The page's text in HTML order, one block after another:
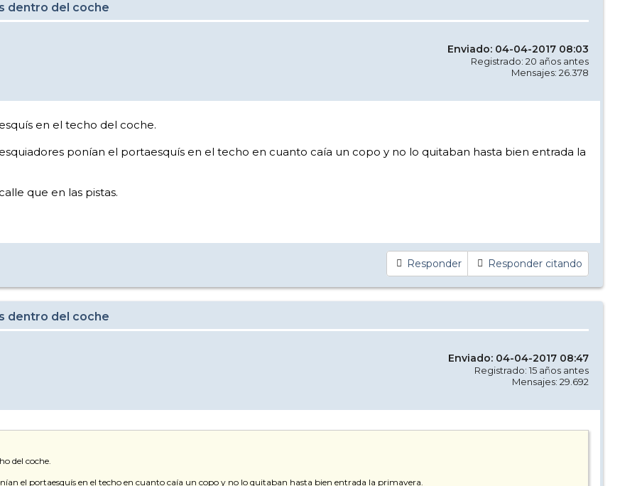
dentro del coche
Enviado: 04-04-2017 08:03
Registrado: 20 años antes
Mensajes: 26.378
en el techo del coche.
ponían el portaesquís en el techo en cuanto caía un copo y no lo quitaban hasta bien entrada la
que en las pistas.
Responder Responder citando
dentro del coche
Enviado: 04-04-2017 08:47
Registrado: 15 años antes
Mensajes: 29.692
del coche.
el portaesquís en el techo en cuanto caía un copo y no lo quitaban hasta bien entrada la primavera.